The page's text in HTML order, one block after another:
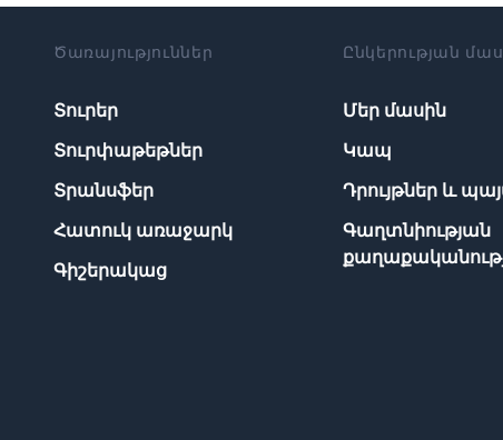
Ծառայություններ
Տուրեր
Տուրփաթեթներ
Տրանսֆեր
Հատուկ առաջարկ
Գիշերակաց
Ընկերության
Մեր մասին
Կապ
Դրույթներ և
Գաղտնիության